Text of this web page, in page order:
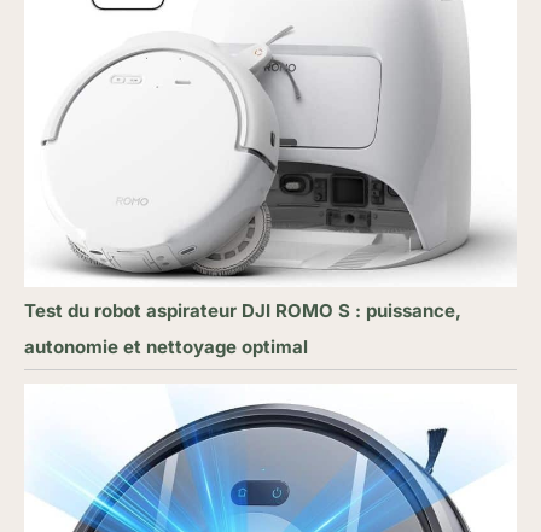
Test du robot aspirateur DJI ROMO S : puissance,
autonomie et nettoyage optimal